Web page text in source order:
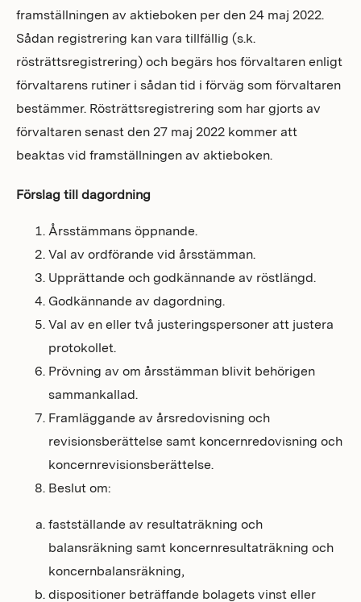
framställningen av aktieboken per den 24 maj 2022.
Sådan registrering kan vara tillfällig (s.k.
rösträttsregistrering) och begärs hos förvaltaren enligt
förvaltarens rutiner i sådan tid i förväg som förvaltaren
bestämmer. Rösträttsregistrering som har gjorts av
förvaltaren senast den 27 maj 2022 kommer att
beaktas vid framställningen av aktieboken.
Förslag till dagordning
Årsstämmans öppnande.
Val av ordförande vid årsstämman.
Upprättande och godkännande av röstlängd.
Godkännande av dagordning.
Val av en eller två justeringspersoner att justera
protokollet.
Prövning av om årsstämman blivit behörigen
sammankallad.
Framläggande av årsredovisning och
revisionsberättelse samt koncernredovisning och
koncernrevisionsberättelse.
Beslut om:
fastställande av resultaträkning och
balansräkning samt koncernresultaträkning och
koncernbalansräkning,
dispositioner beträffande bolagets vinst eller